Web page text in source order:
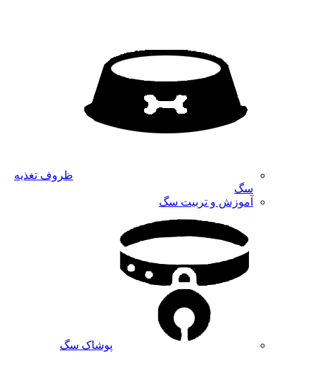
ظروف تغذیه
سگ
آموزش و تربیت سگ
پوشاک سگ